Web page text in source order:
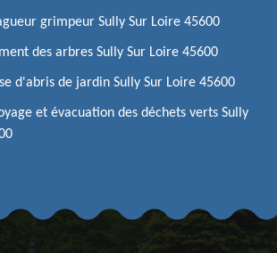
grimpeur Sully Sur Loire 45600
des arbres Sully Sur Loire 45600
d'abris de jardin Sully Sur Loire 45600
et évacuation des déchets verts Sully